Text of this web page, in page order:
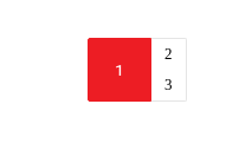
jäähdyttimen